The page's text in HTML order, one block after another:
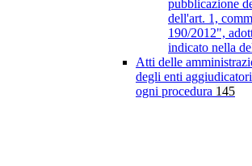
pubblicazione
dell'art. 1,
190/2012",
indicato nella
Atti delle
degli enti
ogni procedura 145